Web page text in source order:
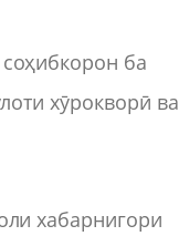
ба
хӯрокворӣ ва
хабарнигори